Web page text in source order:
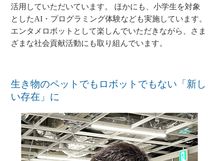
活用していただいています。 ほかにも、小学生を対象
としたAI・プログラミング体験なども実施しています。
エンタメロボットとして楽しんでいただきながら、さま
ざまな社会貢献活動にも取り組んでいます。
生き物のペットでもロボットでもない「新し
い存在」に